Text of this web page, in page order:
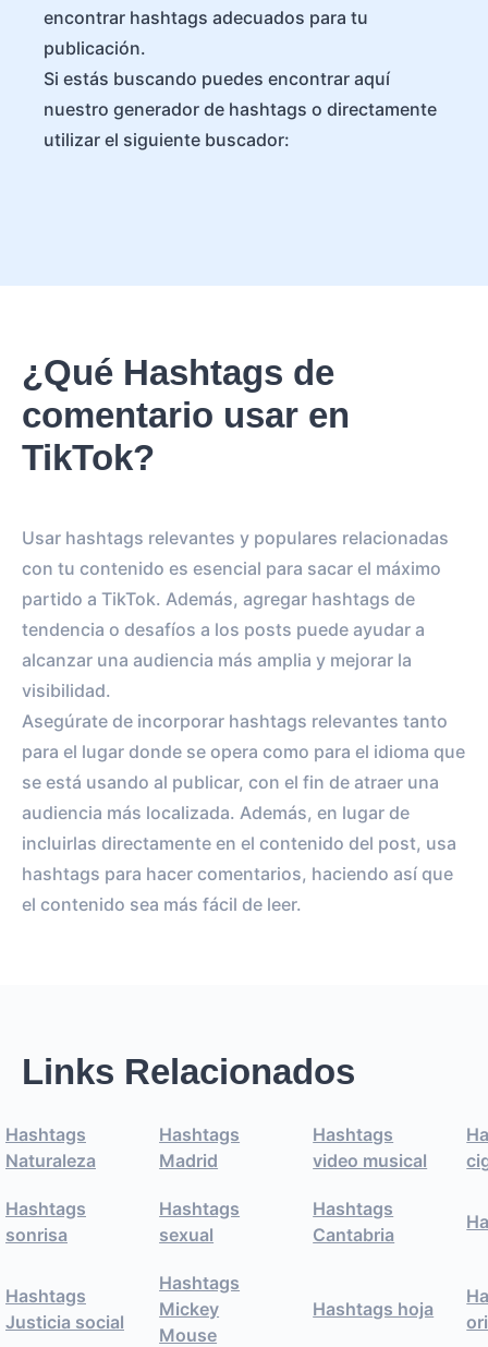
encontrar hashtags adecuados para tu
publicación.
Si estás buscando puedes encontrar aquí
nuestro generador de hashtags o directamente
utilizar el siguiente buscador:
¿Qué Hashtags de
comentario usar en
TikTok?
Usar hashtags relevantes y populares relacionadas
con tu contenido es esencial para sacar el máximo
partido a TikTok. Además, agregar hashtags de
tendencia o desafíos a los posts puede ayudar a
alcanzar una audiencia más amplia y mejorar la
visibilidad.
Asegúrate de incorporar hashtags relevantes tanto
para el lugar donde se opera como para el idioma que
se está usando al publicar, con el fin de atraer una
audiencia más localizada. Además, en lugar de
incluirlas directamente en el contenido del post, usa
hashtags para hacer comentarios, haciendo así que
el contenido sea más fácil de leer.
Links Relacionados
Hashtags
Naturaleza
Hashtags
Madrid
Hashtags
video musical
Hashtags
sonrisa
Hashtags
sexual
Hashtags
Cantabria
Hashtags
Justicia social
Hashtags
Mickey
Mouse
Hashtags hoja